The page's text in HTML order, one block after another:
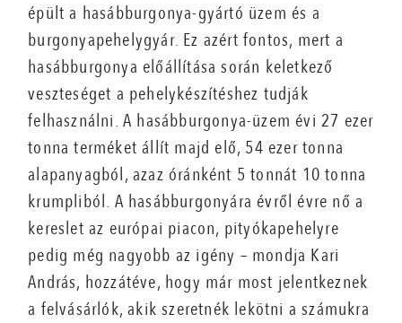
épült a hasábburgonya-gyártó üzem és a
burgonyapehelygyár. Ez azért fontos, mert a
hasábburgonya előállítása során keletkező
veszteséget a pehelykészítéshez tudják
felhasználni. A hasábburgonya-üzem évi 27 ezer
tonna terméket állít majd elő, 54 ezer tonna
alapanyagból, azaz óránként 5 tonnát 10 tonna
krumpliból. A hasábburgonyára évről évre nő a
kereslet az európai piacon, pityókapehelyre
pedig még nagyobb az igény – mondja Kari
András, hozzátéve, hogy már most jelentkeznek
a felvásárlók, akik szeretnék lekötni a számukra